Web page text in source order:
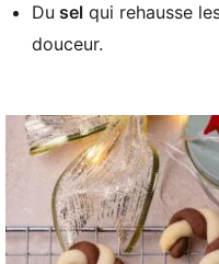
Du sel qui rehausse
douceur.